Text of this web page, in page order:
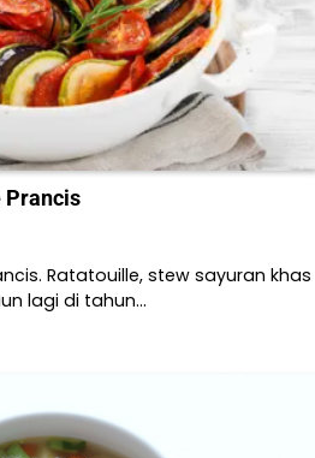
Prancis
Ratatouille, stew sayuran khas
lagi di tahun…